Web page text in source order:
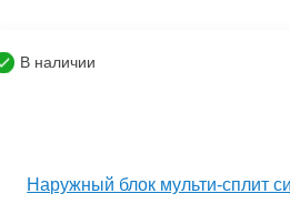
В наличии